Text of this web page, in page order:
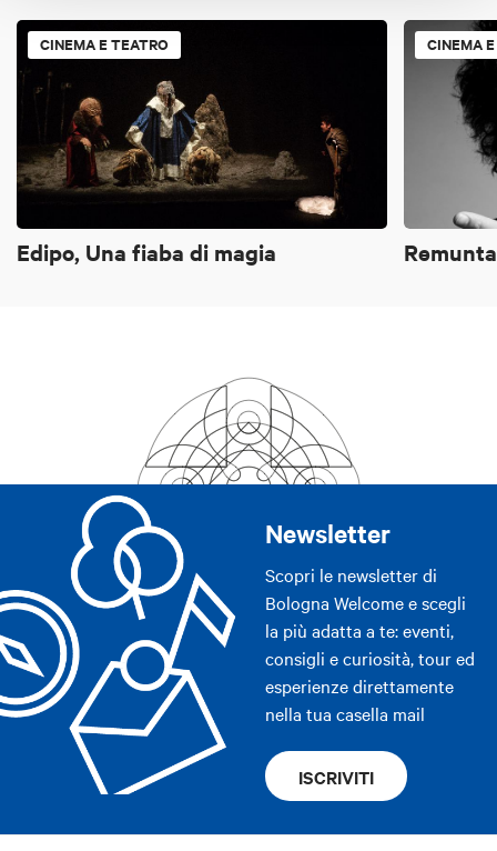
CINEMA E TEATRO
Edipo, Una fiaba di magia
CINEMA
Newsletter
Scopri le newsletter di
Bologna Welcome e scegli
la più adatta a te: eventi,
consigli e curiosità, tour ed
esperienze direttamente
nella tua casella mail
ISCRIVITI